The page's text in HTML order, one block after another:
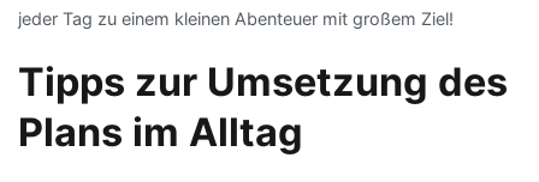
jeder Tag zu einem kleinen Abenteuer mit großem Ziel!
Tipps zur Umsetzung des
Plans im Alltag